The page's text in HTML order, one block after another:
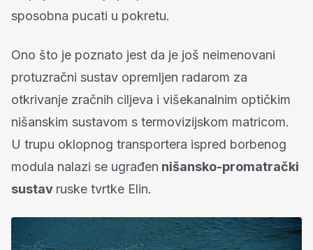
sposobna pucati u pokretu.
Ono što je poznato jest da je još neimenovani
protuzračni sustav opremljen radarom za
otkrivanje zračnih ciljeva i višekanalnim optičkim
nišanskim sustavom s termovizijskom matricom.
U trupu oklopnog transportera ispred borbenog
modula nalazi se ugrađen nišansko-promatrački
sustav ruske tvrtke Elin.